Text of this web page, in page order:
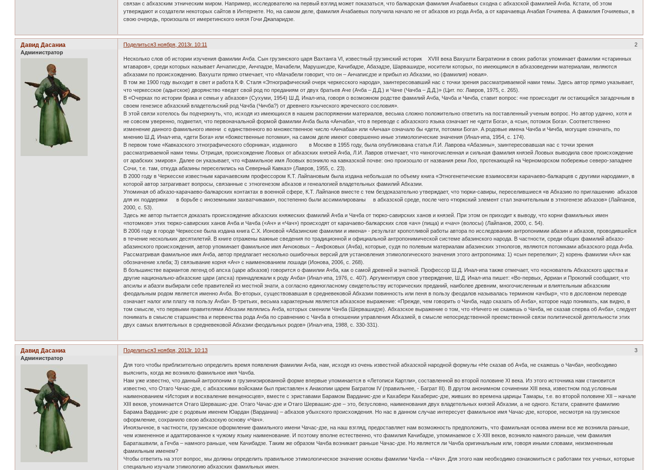
связан с абхазским этническим миром. Например, исследователю на первый взгляд может показаться, что балкарская фамилия Ачабаевых сходна с абхазской фамилией Ачба. Кстати, об этом
утверждают и создатели некоторых сайтов в Интернете. Но, на самом деле, фамилия Ачабаевых получила начало не от абхазов из рода Ачба, а от карачаевца Ачабая Гочияева. А фамилия Гочияевых, в
свою очередь, произошла от имеретинского князя Гочи Джапаридзе.
Поделиться 2
3 ноября, 2013г. 10:11
Давид Дасаниа
Администратор
Несколько слов об истории изучения фамилии Ачба. Сын грузинского царя Вахтанга VI, известный грузинский историк XVIII века Вахушти Багратиони в своих работах упоминает фамилии «старинных
мтаваров», среди которых называет Анчаписдзе, Анчпадзе, Мачабели, Марушисдзе, Качибадзе, Абазадзе, Шарвашидзе, носители которых, по имеющимся в абхазоведении материалам, являются
абхазами по происхождению. Вахушти прямо отмечает, что «Мачабели говорит, что он – Анчаписдзе и прибыл из Абхазии, но (фамилия) новая».
В том же 1900 году выходит в свет и работа К.Ф. Сталя «Этнографический очерк черкесского народа», заинтересовавший нас с точки зрения рассматриваемой нами темы. Здесь автор прямо указывает,
что черкесское (адыгское) дворянство «ведет свой род по преданиям от двух братьев Аче (Ачба – Д.Д.) и Чаче (Чачба – Д.Д.)» (Цит. по: Лавров, 1975, с. 265).
В «Очерках по истории брака и семьи у абхазов» (Сухуми, 1954) Ш.Д. Инал-ипа, говоря о возможном родстве фамилий Ачба, Чачба и Чичба, ставит вопрос: «не происходит ли остающийся загадочным в
своем генезисе абхазский владетельский род Чачба (Чичба?) от древнего языческого жреческого сословия».
В этой связи хотелось бы подчеркнуть, что, исходя из имеющихся в нашем распоряжении материалов, весьма сложно положительно ответить на поставленный ученым вопрос. Но автор удачно, хотя и
не совсем уверенно, подметил, что первоначальной формой фамилии Ачба была «Анчаба», что в переводе с абхазского языка означает не «дети Бога», а «сын, потомок Бога». Соответственно
изменение данного фамильного имени с единственного во множественное число «Анчабаа» или «Анчаа» означало бы «дети, потомки Бога». А родовые имена Чачба и Чичба, могущие означать, по
мнению Ш.Д. Инал-ипа, «дети Бога» или «божественные потомки», на самом деле имеют совершенно иные этимологические значения (Инал-ипа, 1954, с. 174).
В первом томе «Кавказского этнографического сборника», изданного в Москве в 1955 году, была опубликована статья Л.И. Лаврова «Абазины», заинтересовавшая нас с точки зрения
рассматриваемой нами темы. Отрицая, происхождение Лоовых от абхазских князей Ачба, Л.И. Лавров отмечает, что «многочисленная и сильная фамилия князей Лоовых выводила свое происхождение
от арабских эмиров». Далее он указывает, что «фамильное имя Лоовых возникло на кавказской почве: оно произошло от названия реки Лоо, протекающей на Черноморском побережье северо-западнее
Сочи, т.е. там, откуда абазины переселились на Северный Кавказ» (Лавров, 1955, с. 23).
В 2000 году в Черкесске известным карачаевским профессором К.Т. Лайпановым была издана небольшая по объему книга «Этногенетические взаимосвязи карачаево-балкарцев с другими народами», в
которой автор затрагивает вопросы, связанные с этногенезом абхазов и генеалогией владетельных фамилий Абхазии.
Упоминая об абхазо-карачаево-балкарских контактах в военной сфере, К.Т. Лайпанов вместе с тем бездоказательно утверждает, что тюрки-савиры, переселившиеся «в Абхазию по приглашению абхазов
для их поддержки в борьбе с иноземными захватчиками», постепенно были ассимилированы в абхазской среде, после чего «тюркский элемент стал значительным в этногенезе абхазов» (Лайпанов,
2000, с. 53).
Здесь же автор пытается доказать происхождение абхазских княжеских фамилий Ачба и Чачба от тюрко-савирских ханов и князей. При этом он приходит к выводу, что корни фамильных имен
«потомков» этих тюрко-савирских ханов Ачба и Чачба («Ач» и «Чач») происходят от карачаево-балкарских слов «ач» (пища) и «чач» (волосы) (Лайпанов, 2000, с. 54).
В 2006 году в городе Черкесске была издана книга С.Х. Ионовой «Абазинские фамилии и имена» - результат кропотливой работы автора по исследованию антропонимии абазин и абхазов, проводившейся
в течение нескольких десятилетий. В книге отражены важные сведения по традиционной и официальной антропонимической системе абазинского народа. В частности, среди общих фамилий абхазо-
абазинского происхождения, автор упоминает фамильное имя Анчоковых – Анфоковых (Ачба), которые, судя по полевым материалам абазинских этнологов, являются потомками абхазского рода Ачба.
Рассматривая фамильное имя Ачба, автор предлагает несколько ошибочных версий для установления этимологического значения этого антропонима: 1) «сын перепелки»; 2) корень фамилии «Ач» как
обозначение хлеба; 3) связывание корня «Ач» с наименованием лошади (Ионова, 2006, с. 268).
В большинстве вариантов легенд об апсха (царе абхазов) говорится о фамилии Ачба, как о самой древней и знатной. Профессор Ш.Д. Инал-ипа также отмечает, что «основатель Абхазского царства и
другие национально-абхазские цари (апсха) принадлежали к роду Ачба» (Инал-ипа, 1976, с. 407). Аргументируя свое утверждение, Ш.Д. Инал-ипа пишет: «Во-первых, Арриан и Прокопий сообщают, что
апсилы и абазги выбирали себе правителей из местной знати, а согласно единогласному свидетельству исторических преданий, наиболее древним, многочисленным и влиятельным абхазским
феодальным родом является именно Ачба. Во-вторых, существовавшая в средневековой Абхазии повинность или пеня в пользу феодалов называлась термином «ачбыр», что в дословном переводе
означает налог или плату «в пользу Ачба». В-третьих, весьма характерным является абхазское выражение: «Прежде, чем говорить о Чачба, надо сказать об Ачба», которое надо понимать, как видно, в
том смысле, что первыми правителями Абхазии являлись Ачба, которых сменили Чачба (Шервашидзе). Абхазское выражение о том, что «Ничего не скажешь о Чачба, не сказав сперва об Ачба», следует
понимать в смысле старшинства и первенства рода Ачба по сравнению с Чачба в отношении управления Абхазией, в смысле непосредственной преемственной связи политической деятельности этих
двух самых влиятельных в средневековой Абхазии феодальных родов» (Инал-ипа, 1988, с. 330-331).
Поделиться 3
3 ноября, 2013г. 10:13
Давид Дасаниа
Администратор
Для того чтобы приблизительно определить время появления фамилии Ачба, нам, исходя из очень известной абхазской народной формулы «Не сказав об Ачба, не скажешь о Чачба», необходимо
выяснить, когда же возникло фамильное имя Чачба.
Нам уже известно, что данный антропоним в грузинизированной форме впервые упоминается в «Летописи Картли», составленной во второй половине XI века. Из этого источника нам становится
известно, что Отаго Чачас-дзе, с абхазскими войсками был приставлен к Анакопии царем Багратом IV (правильнее, - Баграт III). В другом анонимном сочинении XIII века, известном под условным
наименованием «История и восхваление венценосцев», вместе с эриставами Барамом Варданис-дзе и Кахабери Кахаберис-дзе, живших во времена царицы Тамары, т.е. во второй половине XII – начале
XIII веков, упоминается Отаго Шервашис-дзе. Отаго Чачас-дзе и Отаго Шервашис-дзе – это, безусловно, наименования двух владетельных князей Абхазии, а не одного. Кстати, сравните фамилию
Барама Варданис-дзе с родовым именем Юардан (Варданиа) – абхазов убыхского происхождения. Но нас в данном случае интересует фамильное имя Чачас-дзе, которое, несмотря на грузинское
оформление, сохранило свою абхазскую основу «Чач».
Иноязычное, в частности, грузинское оформление фамильного имени Чачас-дзе, на наш взгляд, предоставляет нам возможность предположить, что фамильная основа имени все же возникла раньше,
чем измененное и адаптированное к чужому языку наименование. И поэтому вполне естественно, что фамилия Качибадзе, упоминаемое с X-XIII веков, возникло намного раньше, чем фамилия
Бараташвили, а Гечба – намного раньше, чем Качибадзе. Таким же образом Чачба возникает раньше Чачас-дзе. Но является ли Чачба оригинальным или, говоря иными словами, неизмененным
фамильным именем?
Чтобы ответить на этот вопрос, мы должны определить правильное этимологическое значение основы фамилии Чачба – «Чач». Для этого нам необходимо ознакомиться с работами тех ученых, которые
специально изучали этимологию абхазских фамильных имен.